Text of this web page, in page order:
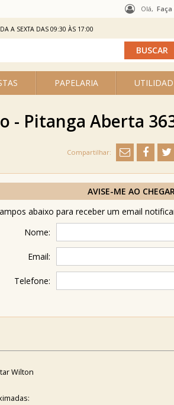
Olá,
PAPELARIA
A SEXTA DAS 09:30 ÀS 17:00
- Pitanga Aberta
AVISE-ME AO CHEGAR
abaixo para receber um email
Nome:
Email:
Telefone:
Wilton